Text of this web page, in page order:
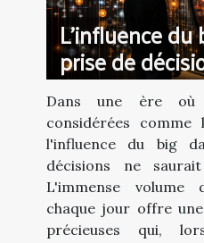
L'influence du
prise de
Dans une ère où
considérées comme
l'influence du big
décisions ne
L'immense volume
chaque jour offre
précieuses qui,